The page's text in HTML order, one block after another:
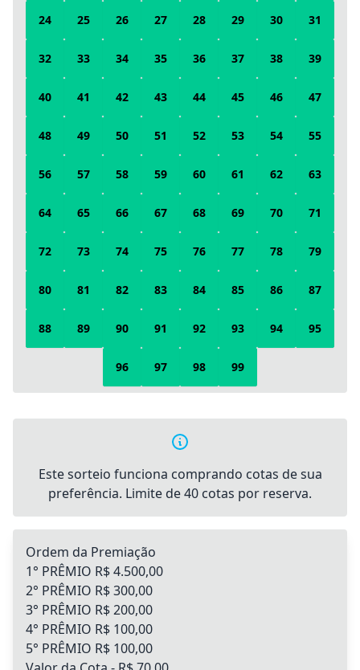
24 25 26 27 28 29 30 31
32 33 34 35 36 37 38 39
40 41 42 43 44 45 46 47
48 49 50 51 52 53 54 55
56 57 58 59 60 61 62 63
64 65 66 67 68 69 70 71
72 73 74 75 76 77 78 79
80 81 82 83 84 85 86 87
88 89 90 91 92 93 94 95
96 97 98 99
Este sorteio funciona comprando cotas de sua
preferência. Limite de 40 cotas por reserva.
Ordem da Premiação
1° PRÊMIO R$ 4.500,00
2° PRÊMIO R$ 300,00
3° PRÊMIO R$ 200,00
4° PRÊMIO R$ 100,00
5° PRÊMIO R$ 100,00